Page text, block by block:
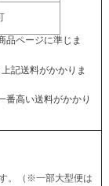
品ページに準じま
記送料がかかりま
番高い送料がかかり
。（※一部大型便は